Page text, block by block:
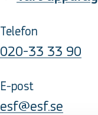
Telefon
020-33 33 90
E-post
esf@esf.se